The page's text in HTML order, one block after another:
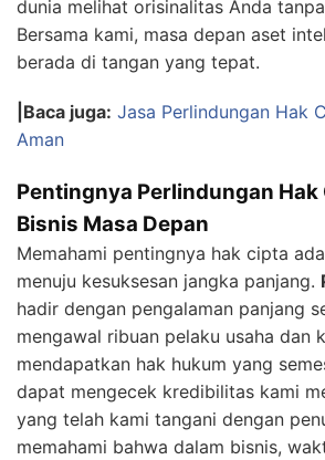
dunia melihat orisinalitas Anda
Bersama kami, masa depan aset
berada di tangan yang tepat.
|Baca juga: Jasa Perlindungan Hak
Aman
Pentingnya Perlindungan Hak
Bisnis Masa Depan
Memahami pentingnya hak cipta
menuju kesuksesan jangka panjang.
hadir dengan pengalaman panjang
mengawal ribuan pelaku usaha dan
mendapatkan hak hukum yang
dapat mengecek kredibilitas kami
yang telah kami tangani dengan
memahami bahwa dalam bisnis,